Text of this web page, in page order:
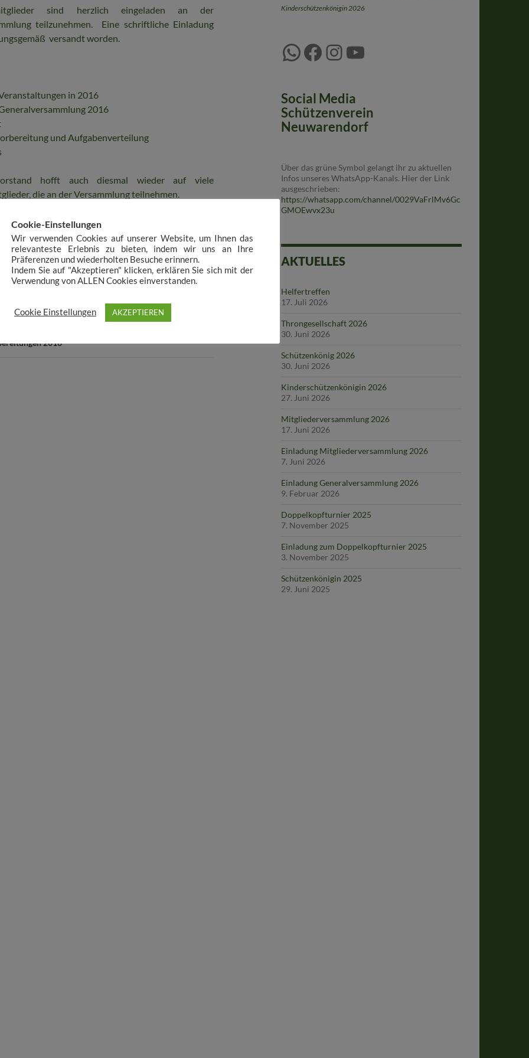
sind herzlich eingeladen an der
teilzunehmen. Eine schriftliche Einladung
versandt worden.
in 2016
2016
und Aufgabenverteilung
hofft auch diesmal wieder auf viele
die an der Versammlung teilnehmen.
VERSAMMLUNG
2016
Kinderschützenkönigin 2026
WhatsApp
Facebook
Instagram
YouTube
Social Media
Schützenverein
Neuwarendorf
Über das grüne Symbol gelangt ihr zu aktuellen
Infos unseres WhatsApp-Kanals. Hier der Link
ausgeschrieben:
https://whatsapp.com/channel/0029VaFrlMv6Gc
GMOEwvx23u
AKTUELLES
Helfertreffen
17. Juli 2026
Throngesellschaft 2026
30. Juni 2026
Schützenkönig 2026
30. Juni 2026
Kinderschützenkönigin 2026
27. Juni 2026
Mitgliederversammlung 2026
17. Juni 2026
Einladung Mitgliederversammlung 2026
7. Juni 2026
Einladung Generalversammlung 2026
9. Februar 2026
Doppelkopfturnier 2025
7. November 2025
Einladung zum Doppelkopfturnier 2025
3. November 2025
Schützenkönigin 2025
29. Juni 2025
Cookie-Einstellungen
Wir verwenden Cookies auf unserer Website, um Ihnen das
relevanteste Erlebnis zu bieten, indem wir uns an Ihre
Präferenzen und wiederholten Besuche erinnern.
Indem Sie auf "Akzeptieren" klicken, erklären Sie sich mit der
Verwendung von ALLEN Cookies einverstanden.
Cookie Einstellungen AKZEPTIEREN